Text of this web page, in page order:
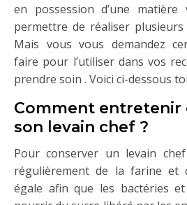
en possession d’une
permettre de réaliser
Mais vous vous demandez
faire pour l’utiliser dans vos
prendre soin . Voici ci-dessous
Comment entretenir
son levain chef ?
Pour conserver un levain
régulièrement de la farine et
égale afin que les bactéries